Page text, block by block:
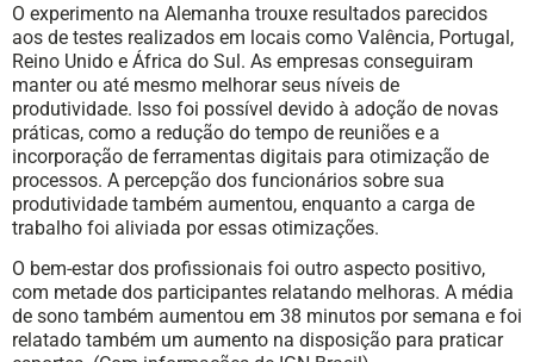
O experimento na Alemanha trouxe resultados parecidos
aos de testes realizados em locais como Valência, Portugal,
Reino Unido e África do Sul. As empresas conseguiram
manter ou até mesmo melhorar seus níveis de
produtividade. Isso foi possível devido à adoção de novas
práticas, como a redução do tempo de reuniões e a
incorporação de ferramentas digitais para otimização de
processos. A percepção dos funcionários sobre sua
produtividade também aumentou, enquanto a carga de
trabalho foi aliviada por essas otimizações.
O bem-estar dos profissionais foi outro aspecto positivo,
com metade dos participantes relatando melhoras. A média
de sono também aumentou em 38 minutos por semana e foi
relatado também um aumento na disposição para praticar